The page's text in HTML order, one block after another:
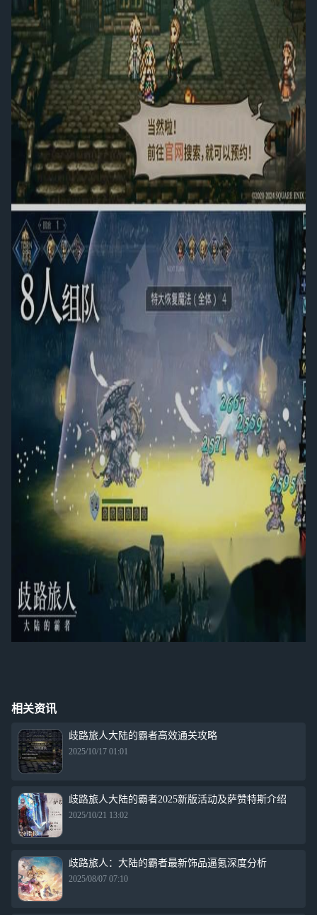
相关资讯
歧路旅人大陆的霸者高效通关攻略
2025/10/17 01:01
歧路旅人大陆的霸者2025新版活动及萨赞特斯介绍
2025/10/21 13:02
歧路旅人：大陆的霸者最新饰品逼氪深度分析
2025/08/07 07:10